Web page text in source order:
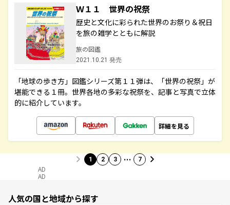
Ｗ１１ 世界の祝祭
歴史と文化に彩られた世界のお祭り＆祝日
を旅の雑学とともに解説
旅の図鑑
2021.10.21 発売
「地球の歩き方」図鑑シリーズ第１１弾は、「世界の祝祭」が
堪能できる１冊。世界各地の多彩な祝祭を、記事と写真で立体
的に紹介しています。
詳細を見る
1 2 3 … 7
AD
AD
人気の国と地域から探す